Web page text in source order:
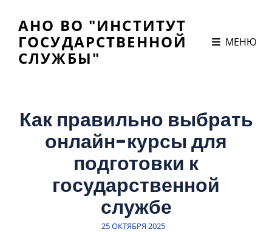
АНО ВО "ИНСТИТУТ
ГОСУДАРСТВЕННОЙ
СЛУЖБЫ"
МЕНЮ
Как правильно выбрать
онлайн-курсы для
подготовки к
государственной
службе
ЗАПИСЬ
25 ОКТЯБРЯ 2025